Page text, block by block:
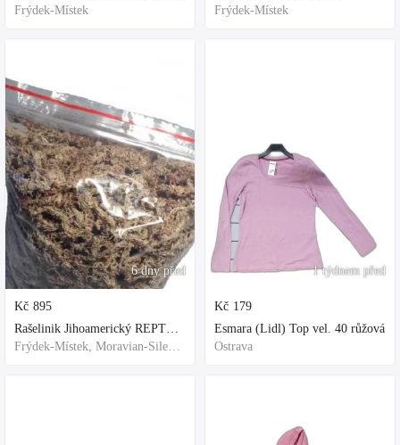
Frýdek-Místek
6 dny před
Kč 895
Rašelinik Jihoamerický REPTER - 5 balení - 500g -
Frýdek-Místek, Moravian-Silesian Region,Others
Frýdek-Místek
1 týdnem před
Kč 179
Esmara (Lidl) Top vel. 40 růžová
Ostrava